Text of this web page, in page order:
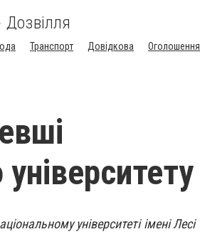
Дозвілля
Транспорт Довідкова Оголошення
університеті імені Лесі